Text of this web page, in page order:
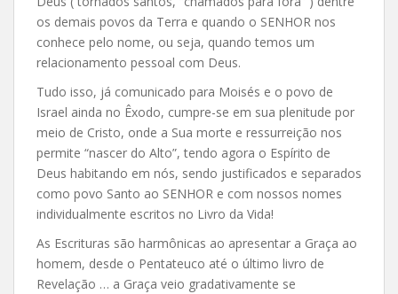
os demais povos da Terra e quando o SENHOR nos
conhece pelo nome, ou seja, quando temos um
relacionamento pessoal com Deus.
Tudo isso, já comunicado para Moisés e o povo de
Israel ainda no Êxodo, cumpre-se em sua plenitude por
meio de Cristo, onde a Sua morte e ressurreição nos
permite “nascer do Alto”, tendo agora o Espírito de
Deus habitando em nós, sendo justificados e separados
como povo Santo ao SENHOR e com nossos nomes
individualmente escritos no Livro da Vida!
As Escrituras são harmônicas ao apresentar a Graça ao
homem, desde o Pentateuco até o último livro de
Revelação … a Graça veio gradativamente se